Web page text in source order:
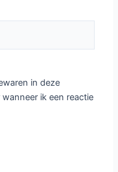
in deze
ik een reactie